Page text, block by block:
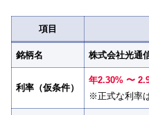
項目
銘柄名 株式会社光通
利率（仮条件）
年2.30% 〜
※正式な利率